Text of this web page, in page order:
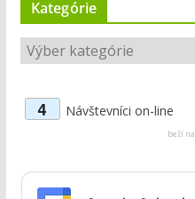
Kategórie
K
a
r
4 Návštevníci on-line
beží na